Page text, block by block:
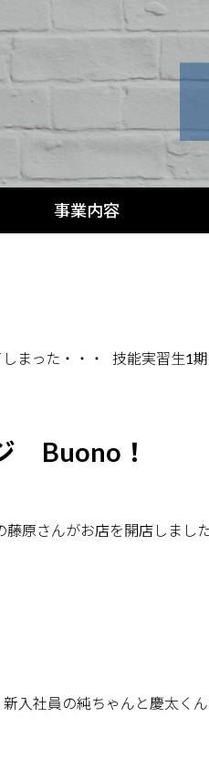
事業内容
まった・・・ 技能実習生1
Buono！
藤原さんがお店を開店しま
入社員の純ちゃんと慶太く